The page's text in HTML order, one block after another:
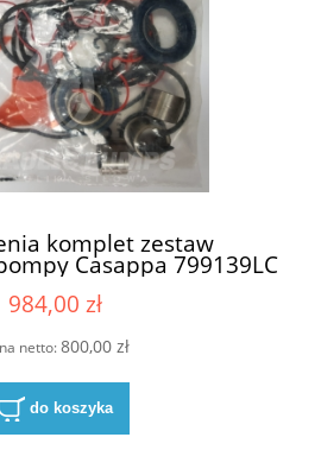
komplet zestaw
Casappa 799139LC
(69224990 , 6924989 ,
6924988)
984,00 zł
netto:800,00 zł
do koszyka